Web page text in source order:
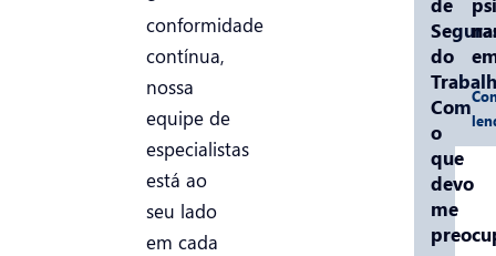
conformidade
contínua,
nossa
equipe de
especialistas
está ao
seu lado
em cada
do
Com
o
que
devo
me